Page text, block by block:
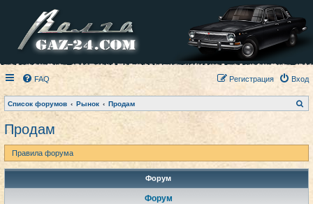
FAQ Вход
Регистрация
Список форумов Рынок Продам
о
Продам
Правила форума
Форум
Форум